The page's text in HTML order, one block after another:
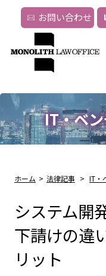
お問い合わせ
IT・ベ
ホーム > 法律記事 > IT・
システム開
下請けの違
リット